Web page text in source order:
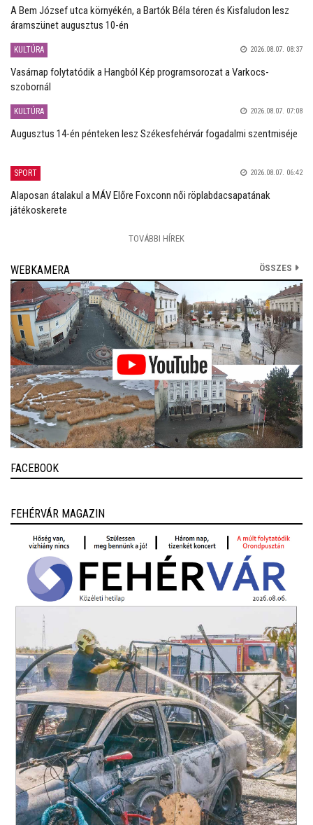
A Bem József utca környékén, a Bartók Béla téren és Kisfaludon lesz
áramszünet augusztus 10-én
KULTÚRA 2026.08.07. 08:37
Vasárnap folytatódik a Hangból Kép programsorozat a Varkocs-
szobornál
KULTÚRA 2026.08.07. 07:08
Augusztus 14-én pénteken lesz Székesfehérvár fogadalmi szentmiséje
SPORT 2026.08.07. 06:42
Alaposan átalakul a MÁV Előre Foxconn női röplabdacsapatának
játékoskerete
TOVÁBBI HÍREK
WEBKAMERA ÖSSZES
FACEBOOK
FEHÉRVÁR MAGAZIN